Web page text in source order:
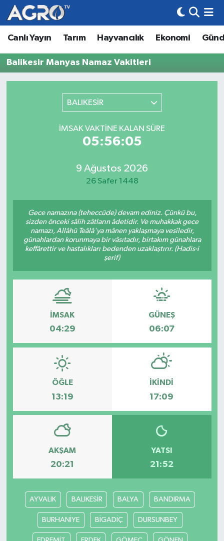
Canlı Yayın Tarım Hayvancılık Ekonomi
Balikesir Manyas Namaz Vakitleri
BALIKESİR
İMSAK VAKTINE KALAN SÜRE
05:56:05
9 Ağustos 2026
26 Safer 1448
Gece namazına (teheccüde) devam ediniz. Çünkü bu,
sizden önceki sâlih zâtların âdetidir. Ve muhakkak gece
namazı, Allâhü Teâlâ'ya mânen yaklaşmaya vesîledir,
günahlardan korunmaya bir vâsıtadır, birtakım günahlara
keffârettir ve hastalıkları bedenden uzaklaştırır. (Hadis-i
şerif)
İMSAK
04:29
GÜNEŞ
06:07
ÖĞLE
13:19
İKINDI
17:09
AKŞAM
20:21
YATSI
21:52
AYVALIK BALIKESİR BALYA BANDIRMA
BURHANİYE BİGADİÇ DURSUNBEY
Hava Durumu
Trafik Durumu
Tüm Manşetler
Son Dakika Haberleri